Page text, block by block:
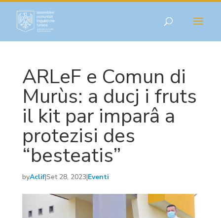
ARLeF e Comun di
Murùs: a ducj i fruts
il kit par imparâ a
protezisi des
“besteatis”
byAclif|Set 28, 2023|Eventi